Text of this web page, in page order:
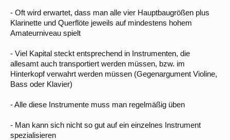
- Oft wird erwartet, dass man alle vier Hauptbaugrößen plus
Klarinette und Querflöte jeweils auf mindestens hohem
Amateurniveau spielt
- Viel Kapital steckt entsprechend in Instrumenten, die
allesamt auch transportiert werden müssen, bzw. im
Hinterkopf verwahrt werden müssen (Gegenargument Violine,
Bass oder Klavier)
- Alle diese Instrumente muss man regelmäßig üben
- Man kann sich nicht so gut auf ein einzelnes Instrument
spezialisieren